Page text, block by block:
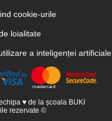
cookie-urile
loialitate
a inteligenței artificiale
♥ de la școala BUKI
rezervate ©